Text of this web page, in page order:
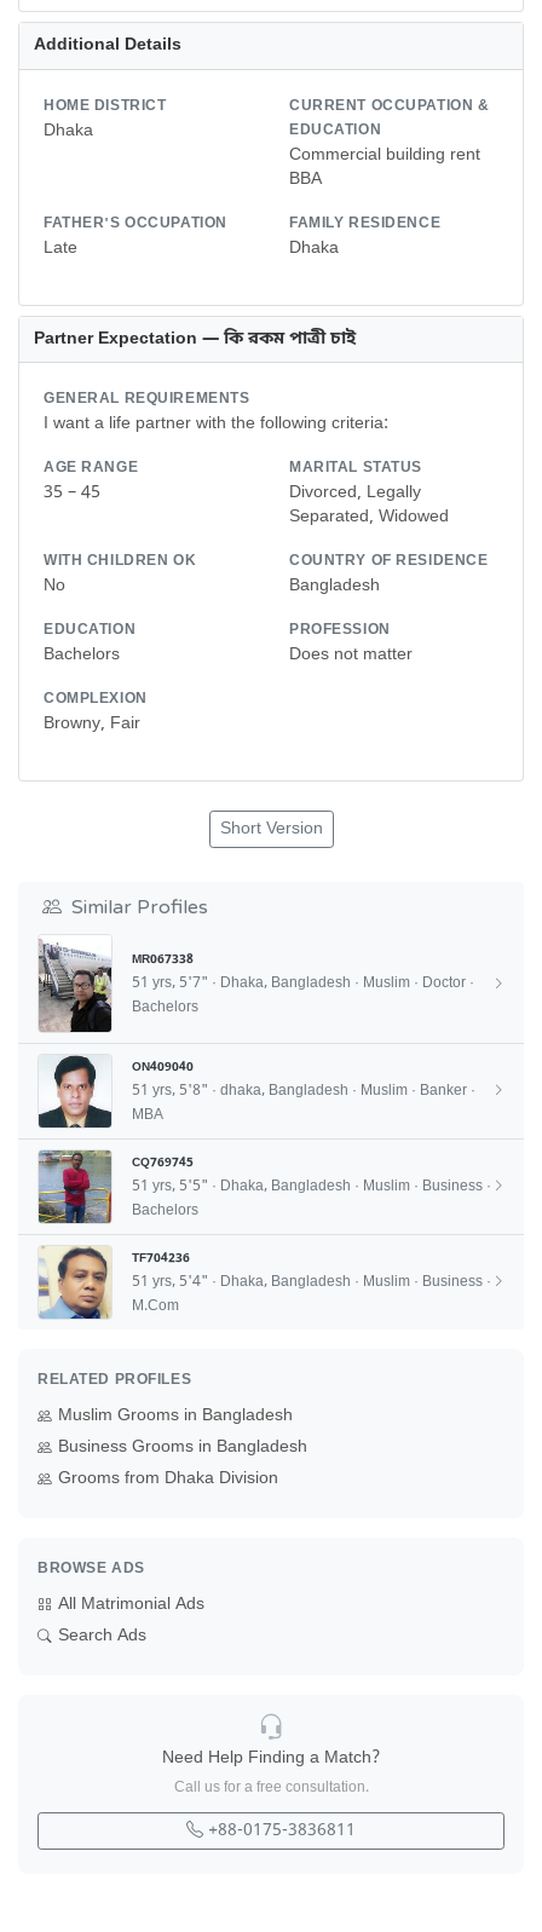
Additional Details
HOME DISTRICT
Dhaka
CURRENT OCCUPATION &
EDUCATION
Commercial building rent
BBA
FATHER'S OCCUPATION
Late
FAMILY RESIDENCE
Dhaka
Partner Expectation — কি রকম পাত্রী চাই
GENERAL REQUIREMENTS
I want a life partner with the following criteria:
AGE RANGE
35 – 45
MARITAL STATUS
Divorced, Legally
Separated, Widowed
WITH CHILDREN OK
No
COUNTRY OF RESIDENCE
Bangladesh
EDUCATION
Bachelors
PROFESSION
Does not matter
COMPLEXION
Browny, Fair
Short Version
Similar Profiles
MR067338
51 yrs, 5'7" · Dhaka, Bangladesh · Muslim · Doctor ·
Bachelors
ON409040
51 yrs, 5'8" · dhaka, Bangladesh · Muslim · Banker ·
MBA
CQ769745
51 yrs, 5'5" · Dhaka, Bangladesh · Muslim · Business ·
Bachelors
TF704236
51 yrs, 5'4" · Dhaka, Bangladesh · Muslim · Business ·
M.Com
RELATED PROFILES
Muslim Grooms in Bangladesh
Business Grooms in Bangladesh
Grooms from Dhaka Division
BROWSE ADS
All Matrimonial Ads
Search Ads
Need Help Finding a Match?
Call us for a free consultation.
+88-0175-3836811